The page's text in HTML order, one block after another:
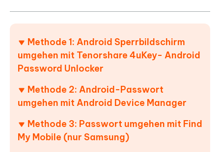
Methode 1: Android Sperrbildschirm
umgehen mit Tenorshare 4uKey- Android
Password Unlocker
Methode 2: Android-Passwort
umgehen mit Android Device Manager
Methode 3: Passwort umgehen mit Find
My Mobile (nur Samsung)